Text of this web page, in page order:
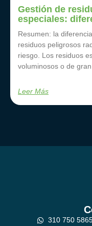
Gestión de
especiales:
Resumen: la
residuos peligrosos
riesgo. Los residuos
voluminosos o de
Leer Más
310 750